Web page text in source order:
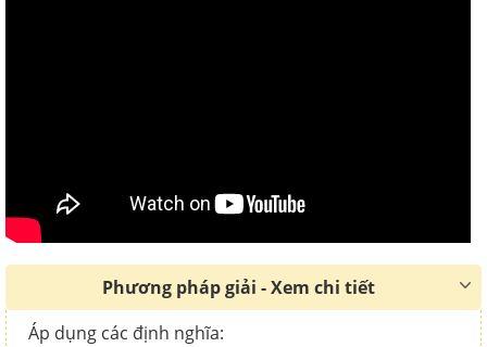
Phương pháp giải - Xem chi tiết
Áp dụng các định nghĩa: